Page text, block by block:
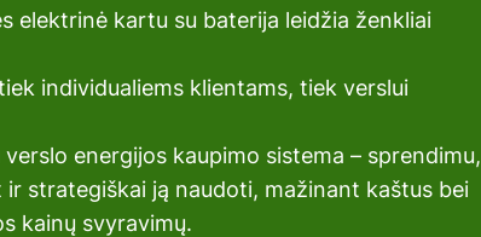
elektrinė kartu su baterija leidžia ženkliai
individualiems klientams, tiek verslui
energijos kaupimo sistema – sprendimu,
strategiškai ją naudoti, mažinant kaštus bei
kainų svyravimų.